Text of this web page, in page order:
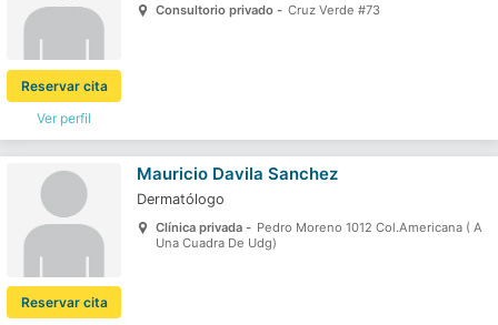
Ver perfil
Reservar cita
Consultorio privado - Cruz Verde #73
Reservar cita
Mauricio Davila Sanchez
Dermatólogo
Clínica privada - Pedro Moreno 1012 Col.Americana ( A
Una Cuadra De Udg)